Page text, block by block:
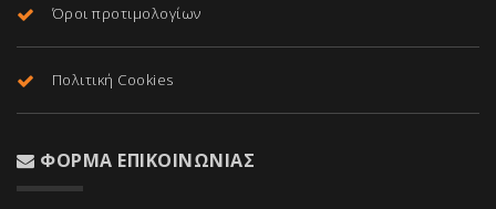
Όροι προτιμολογίων
Πολιτική Cookies
ΦΌΡΜΑ ΕΠΙΚΟΙΝΩΝΊΑΣ